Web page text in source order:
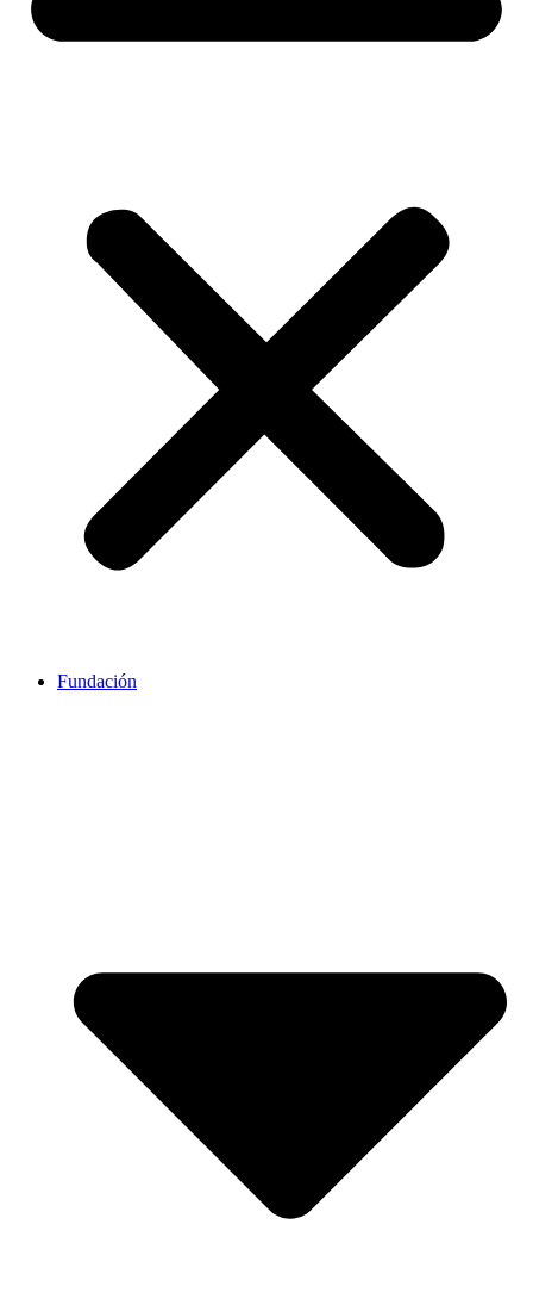
Fundación